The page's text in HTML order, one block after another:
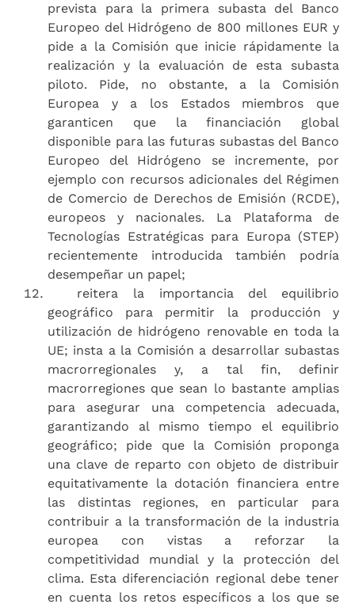
prevista para la primera subasta del Banco
Europeo del Hidrógeno de 800 millones EUR y
pide a la Comisión que inicie rápidamente la
realización y la evaluación de esta subasta
piloto. Pide, no obstante, a la Comisión
Europea y a los Estados miembros que
garanticen que la financiación global
disponible para las futuras subastas del Banco
Europeo del Hidrógeno se incremente, por
ejemplo con recursos adicionales del Régimen
de Comercio de Derechos de Emisión (RCDE),
europeos y nacionales. La Plataforma de
Tecnologías Estratégicas para Europa (STEP)
recientemente introducida también podría
desempeñar un papel;
reitera la importancia del equilibrio
geográfico para permitir la producción y
utilización de hidrógeno renovable en toda la
UE; insta a la Comisión a desarrollar subastas
macrorregionales y, a tal fin, definir
macrorregiones que sean lo bastante amplias
para asegurar una competencia adecuada,
garantizando al mismo tiempo el equilibrio
geográfico; pide que la Comisión proponga
una clave de reparto con objeto de distribuir
equitativamente la dotación financiera entre
las distintas regiones, en particular para
contribuir a la transformación de la industria
europea con vistas a reforzar la
competitividad mundial y la protección del
clima. Esta diferenciación regional debe tener
en cuenta los retos específicos a los que se